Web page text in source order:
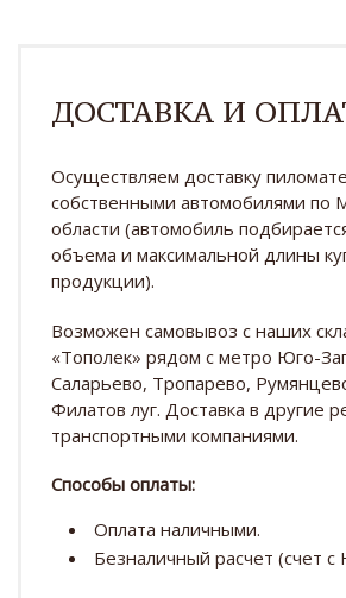
ДОСТАВКА И
Осуществляем доставку
собственными автомобилями по
области (автомобиль
объема и максимальной длины
продукции).
Возможен самовывоз с наших
«Тополек» рядом с метро Юго-
Саларьево, Тропарево,
Филатов луг. Доставка в другие
транспортными компаниями.
Способы оплаты:
Оплата наличными.
Безналичный расчет (счет с